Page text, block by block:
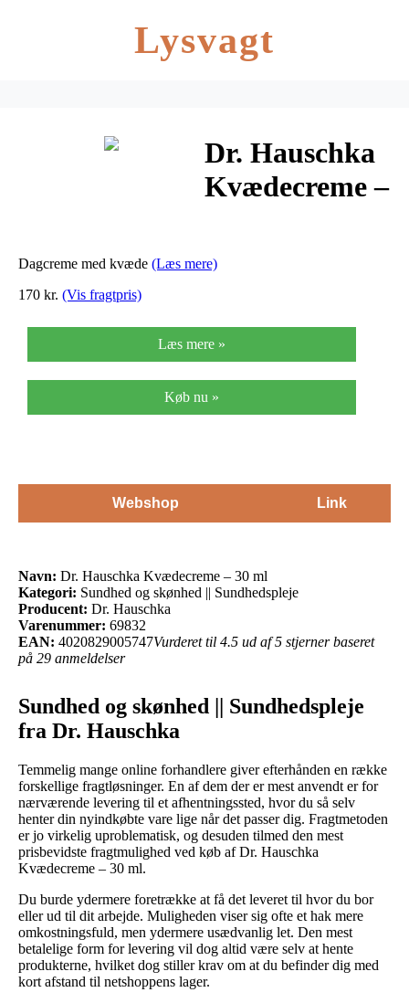
Lysvagt
Dr. Hauschka
Kvædecreme –
Dagcreme med kvæde (Læs mere)
170 kr. (Vis fragtpris)
Læs mere »
Køb nu »
Webshop Link
Navn: Dr. Hauschka Kvædecreme – 30 ml
Kategori: Sundhed og skønhed || Sundhedspleje
Producent: Dr. Hauschka
Varenummer: 69832
EAN: 4020829005747Vurderet til 4.5 ud af 5 stjerner baseret
på 29 anmeldelser
Sundhed og skønhed || Sundhedspleje
fra Dr. Hauschka
Temmelig mange online forhandlere giver efterhånden en række
forskellige fragtløsninger. En af dem der er mest anvendt er for
nærværende levering til et afhentningssted, hvor du så selv
henter din nyindkøbte vare lige når det passer dig. Fragtmetoden
er jo virkelig uproblematisk, og desuden tilmed den mest
prisbevidste fragtmulighed ved køb af Dr. Hauschka
Kvædecreme – 30 ml.
Du burde ydermere foretrække at få det leveret til hvor du bor
eller ud til dit arbejde. Muligheden viser sig ofte et hak mere
omkostningsfuld, men ydermere usædvanlig let. Den mest
betalelige form for levering vil dog altid være selv at hente
produkterne, hvilket dog stiller krav om at du befinder dig med
kort afstand til netshoppens lager.